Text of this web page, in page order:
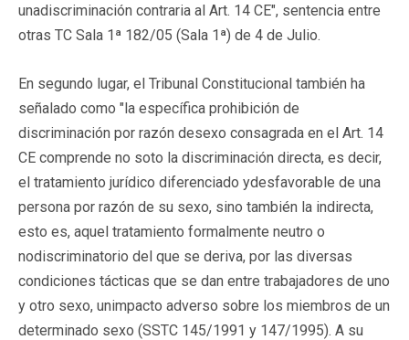
unadiscriminación contraria al Art. 14 CE", sentencia entre
otras TC Sala 1ª 182/05 (Sala 1ª) de 4 de Julio.
En segundo lugar, el Tribunal Constitucional también ha
señalado como "la específica prohibición de
discriminación por razón desexo consagrada en el Art. 14
CE comprende no soto la discriminación directa, es decir,
el tratamiento jurídico diferenciado ydesfavorable de una
persona por razón de su sexo, sino también la indirecta,
esto es, aquel tratamiento formalmente neutro o
nodiscriminatorio del que se deriva, por las diversas
condiciones tácticas que se dan entre trabajadores de uno
y otro sexo, unimpacto adverso sobre los miembros de un
determinado sexo (SSTC 145/1991 y 147/1995). A su